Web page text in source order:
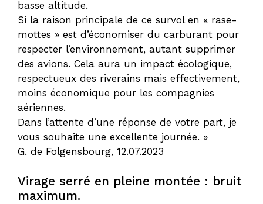
basse altitude.
Si la raison principale de ce survol en « rase-
mottes » est d’économiser du carburant pour
respecter l’environnement, autant supprimer
des avions. Cela aura un impact écologique,
respectueux des riverains mais effectivement,
moins économique pour les compagnies
aériennes.
Dans l’attente d’une réponse de votre part, je
vous souhaite une excellente journée. »
G. de Folgensbourg, 12.07.2023
Virage serré en pleine montée : bruit
maximum.